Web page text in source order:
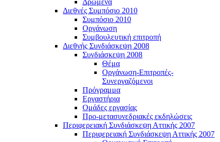
Δρώμενα
Διεθνές Συμπόσιο 2010
Συμπόσιο 2010
Οργάνωση
Συμβουλευτική επιτροπή
Διεθνής Συνδιάσκεψη 2008
Συνδιάσκεψη 2008
Θέμα
Οργάνωση-Επιτροπές-
Συνεργαζόμενοι
Πρόγραμμα
Εργαστήρια
Ομάδες εργασίας
Προ-μετασυνεδριακές εκδηλώσεις
Περιφερειακή Συνδιάσκεψη Αττικής 2007
Περιφερειακή Συνδιάσκεψη Αττικής 2007